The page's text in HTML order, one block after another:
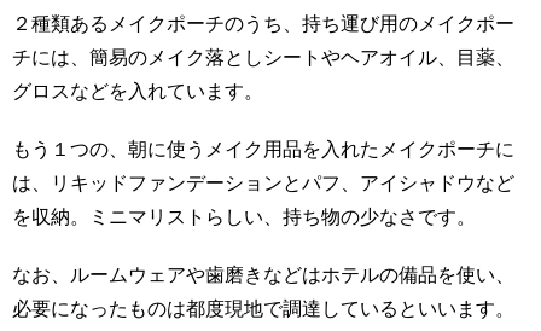
２種類あるメイクポーチのうち、持ち運び用のメイクポー
チには、簡易のメイク落としシートやヘアオイル、目薬、
グロスなどを入れています。
もう１つの、朝に使うメイク用品を入れたメイクポーチに
は、リキッドファンデーションとパフ、アイシャドウなど
を収納。ミニマリストらしい、持ち物の少なさです。
なお、ルームウェアや歯磨きなどはホテルの備品を使い、
必要になったものは都度現地で調達しているといいます。